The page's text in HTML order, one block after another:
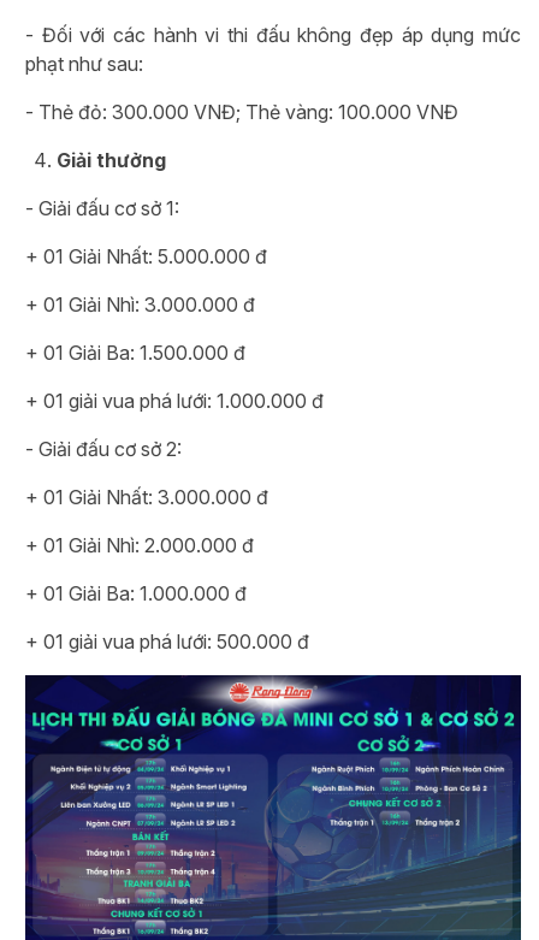
- Đối với các hành vi thi đấu không đẹp áp dụng mức
phạt như sau:
- Thẻ đỏ: 300.000 VNĐ; Thẻ vàng: 100.000 VNĐ
Giải thưởng
- Giải đấu cơ sở 1:
+ 01 Giải Nhất: 5.000.000 đ
+ 01 Giải Nhì: 3.000.000 đ
+ 01 Giải Ba: 1.500.000 đ
+ 01 giải vua phá lưới: 1.000.000 đ
- Giải đấu cơ sở 2:
+ 01 Giải Nhất: 3.000.000 đ
+ 01 Giải Nhì: 2.000.000 đ
+ 01 Giải Ba: 1.000.000 đ
+ 01 giải vua phá lưới: 500.000 đ